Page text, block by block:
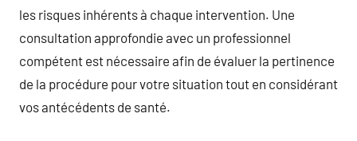
les risques inhérents à chaque intervention. Une
consultation approfondie avec un professionnel
compétent est nécessaire afin de évaluer la pertinence
de la procédure pour votre situation tout en considérant
vos antécédents de santé.